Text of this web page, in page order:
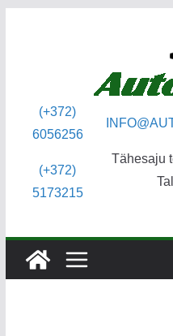
(+372)
6056256
(+372)
5173215
Tähesaju